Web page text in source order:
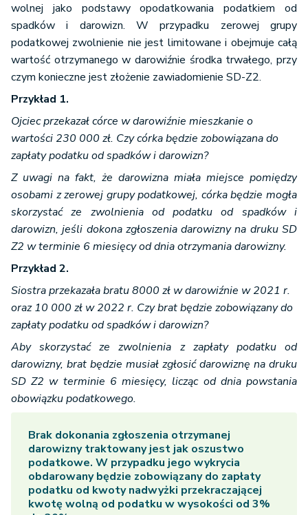
wolnej jako podstawy opodatkowania podatkiem od
spadków i darowizn. W przypadku zerowej grupy
podatkowej zwolnienie nie jest limitowane i obejmuje całą
wartość otrzymanego w darowiźnie środka trwałego, przy
czym konieczne jest złożenie zawiadomienie SD-Z2.
Przykład 1.
Ojciec przekazał córce w darowiźnie mieszkanie o
wartości 230 000 zł. Czy córka będzie zobowiązana do
zapłaty podatku od spadków i darowizn?
Z uwagi na fakt, że darowizna miała miejsce pomiędzy
osobami z zerowej grupy podatkowej, córka będzie mogła
skorzystać ze zwolnienia od podatku od spadków i
darowizn, jeśli dokona zgłoszenia darowizny na druku SD
Z2 w terminie 6 miesięcy od dnia otrzymania darowizny.
Przykład 2.
Siostra przekazała bratu 8000 zł w darowiźnie w 2021 r.
oraz 10 000 zł w 2022 r. Czy brat będzie zobowiązany do
zapłaty podatku od spadków i darowizn?
Aby skorzystać ze zwolnienia z zapłaty podatku od
darowizny, brat będzie musiał zgłosić darowiznę na druku
SD Z2 w terminie 6 miesięcy, licząc od dnia powstania
obowiązku podatkowego.
Brak dokonania zgłoszenia otrzymanej
darowizny traktowany jest jak oszustwo
podatkowe. W przypadku jego wykrycia
obdarowany będzie zobowiązany do zapłaty
podatku od kwoty nadwyżki przekraczającej
kwotę wolną od podatku w wysokości od 3%